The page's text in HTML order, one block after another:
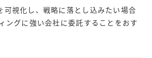
可視化し、戦略に落とし込みたい場合
ングに強い会社に委託することをおす